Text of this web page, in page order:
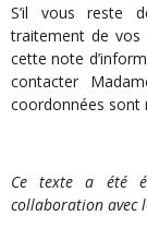
S’il vous reste
traitement de vos
cette note
contacter
coordonnées sont
Ce texte a été
collaboration avec